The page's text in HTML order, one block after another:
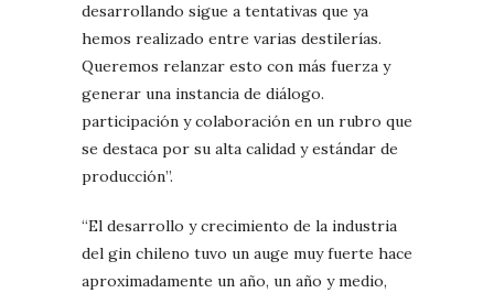
desarrollando sigue a tentativas que ya
hemos realizado entre varias destilerías.
Queremos relanzar esto con más fuerza y
generar una instancia de diálogo.
participación y colaboración en un rubro que
se destaca por su alta calidad y estándar de
producción”.
“El desarrollo y crecimiento de la industria
del gin chileno tuvo un auge muy fuerte hace
aproximadamente un año, un año y medio,